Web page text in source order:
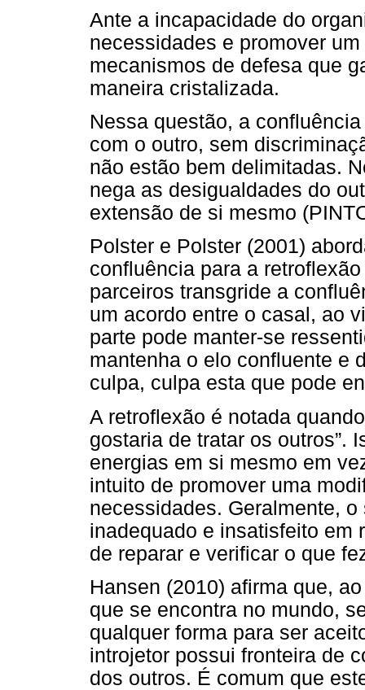
Ante a incapacidade do
necessidades e promover
mecanismos de defesa que
maneira cristalizada.
Nessa questão, a
com o outro, sem
não estão bem delimitadas.
nega as desigualdades do
extensão de si mesmo
Polster e Polster (2001)
confluência para a
parceiros transgride a
um acordo entre o casal, ao
parte pode manter-se
mantenha o elo confluente e
culpa, culpa esta que pode
A retroflexão é notada
gostaria de tratar os outros”.
energias em si mesmo em
intuito de promover uma
necessidades. Geralmente,
inadequado e insatisfeito em
de reparar e verificar o que
Hansen (2010) afirma que,
que se encontra no mundo,
qualquer forma para ser
introjetor possui fronteira de
dos outros. É comum que